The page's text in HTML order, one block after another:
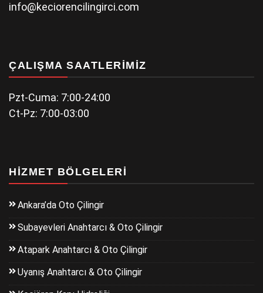
info@keciorencilingirci.com
ÇALIŞMA SAATLERIMIZ
Pzt-Cuma: 7:00-24:00
Ct-Pz: 7:00-03:00
HIZMET BÖLGELERI
Ankara’da Oto Çilingir
Subayevleri Anahtarcı & Oto Çilingir
Atapark Anahtarcı & Oto Çilingir
Uyanış Anahtarcı & Oto Çilingir